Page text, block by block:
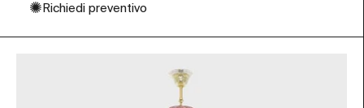
✺ Richiedi preventivo